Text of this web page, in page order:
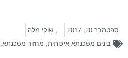
ספטמבר 20, 2017 , שוקי מלה
בונים משכנתא איכותית, מחזור משכנתא,